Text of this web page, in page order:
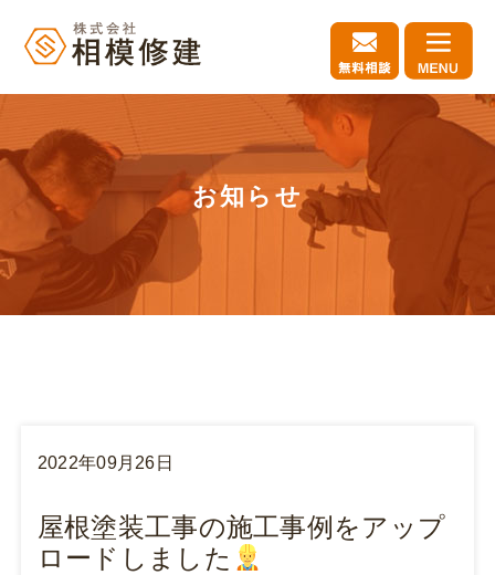
お知らせ
2022年09月26日
屋根塗装工事の施工事例をアップ
ロードしました